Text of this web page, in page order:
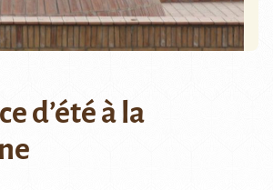
d’été à la